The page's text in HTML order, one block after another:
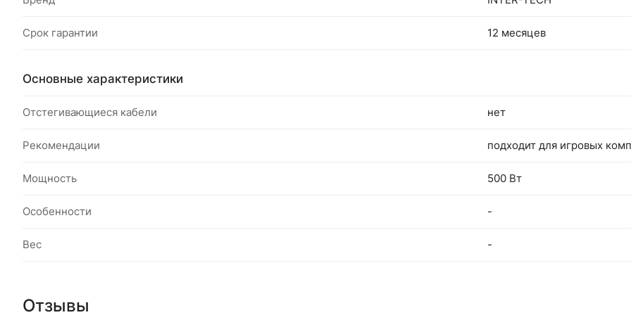
Срок гарантии 12 месяцев
Основные характеристики
Отстегивающиеся кабели нет
Рекомендации подходит для игровых
Мощность 500 Вт
Особенности -
Вес -
Отзывы